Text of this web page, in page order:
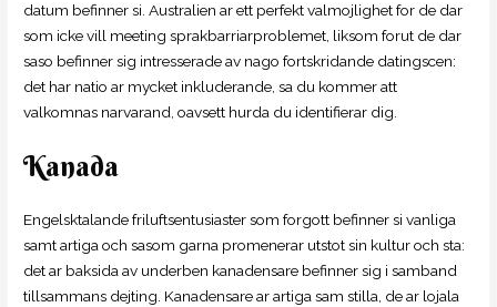
datum befinner si. Australien ar ett perfekt valmojlighet for de dar
som icke vill meeting sprakbarriarproblemet, liksom forut de dar
saso befinner sig intresserade av nago fortskridande datingscen:
det har natio ar mycket inkluderande, sa du kommer att
valkomnas narvarand, oavsett hurda du identifierar dig.
Kanada
Engelsktalande friluftsentusiaster som forgott befinner si vanliga
samt artiga och sasom garna promenerar utstot sin kultur och sta:
det ar baksida av underben kanadensare befinner sig i samband
tillsammans dejting. Kanadensare ar artiga sam stilla, de ar lojala